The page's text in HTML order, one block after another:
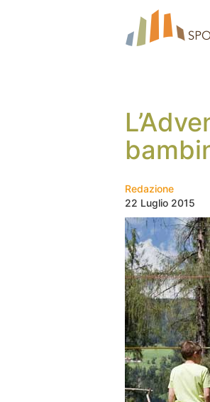
Redazione
22 Luglio 2015